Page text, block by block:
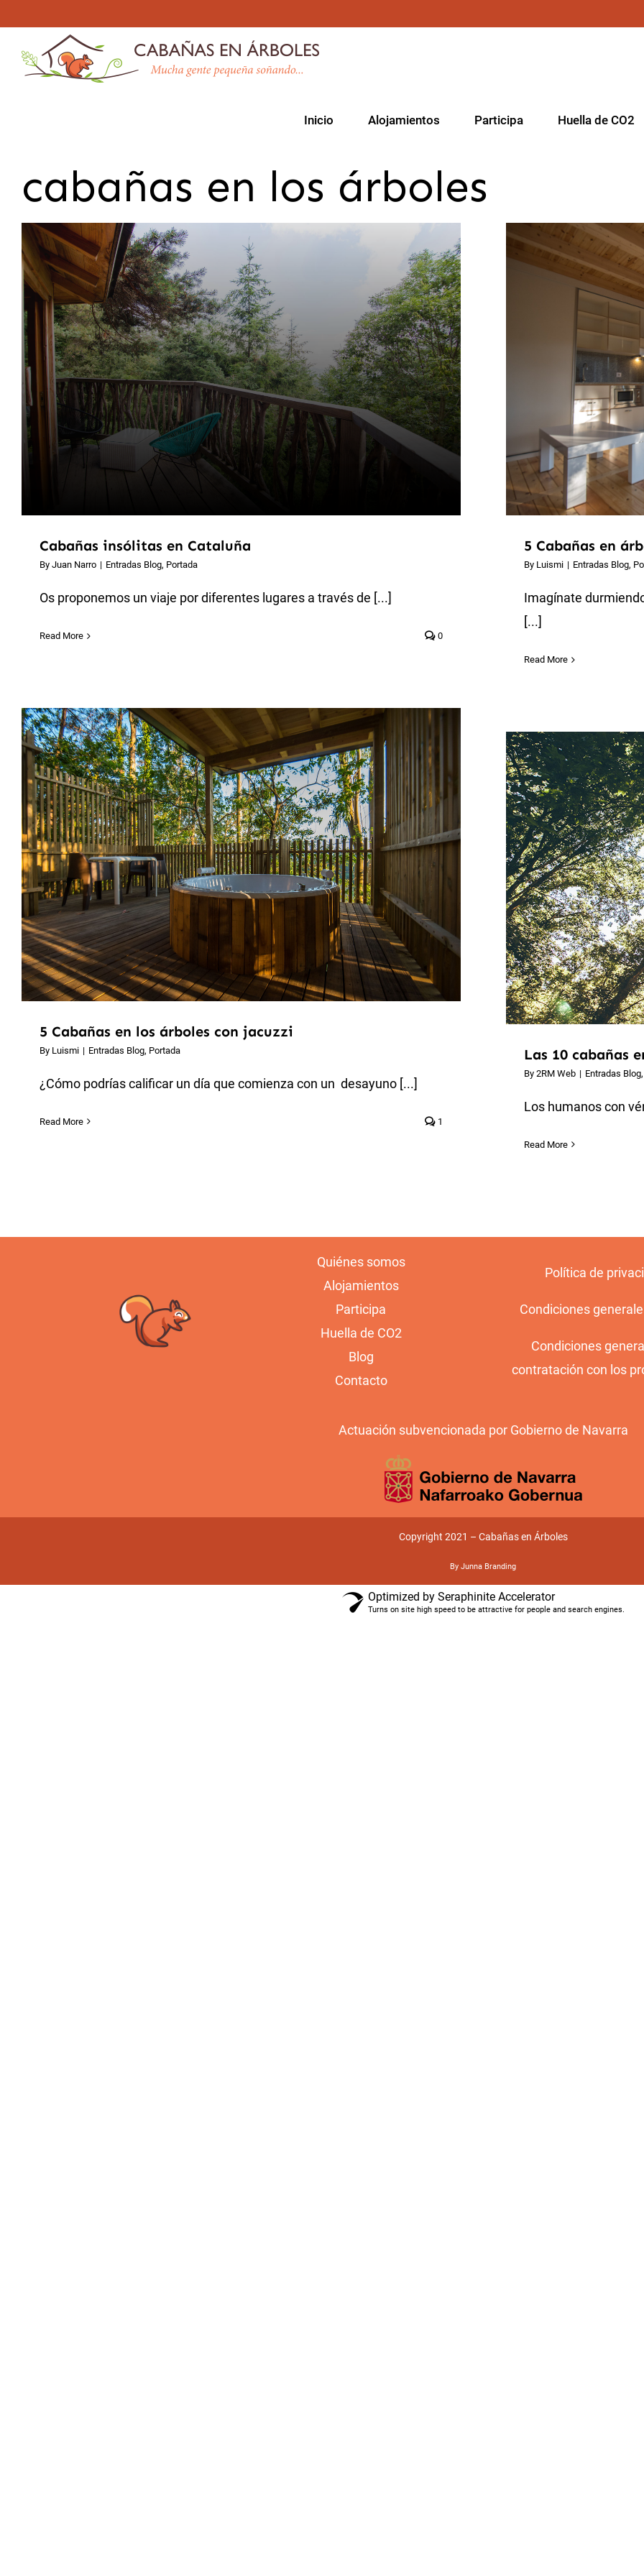
content
Inicio Alojamientos Participa Huella de CO2
cabañas en los árboles
Cabañas insólitas en Cataluña
By Juan Narro | Entradas Blog, Portada
Os proponemos un viaje por diferentes lugares a través de [...]
Read More 0
5 Cabañas en
By Luismi | Entradas Blog,
Imagínate
[...]
Read More
5 Cabañas en los árboles con jacuzzi
By Luismi | Entradas Blog, Portada
¿Cómo podrías calificar un día que comienza con un desayuno [...]
Read More 1
Las 10 cabañas
By 2RM Web | Entradas Blog
Los humanos con
Read More
Quiénes somos
Alojamientos
Participa
Huella de CO2
Blog
Contacto
Política de
Condiciones
Condiciones
contratación con los
Actuación subvencionada por Gobierno de Navarra
Copyright 2021 – Cabañas en Árboles
By Junna Branding
Optimized by Seraphinite Accelerator
Turns on site high speed to be attractive for people and search engines.